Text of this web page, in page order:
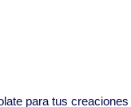
para tus creaciones